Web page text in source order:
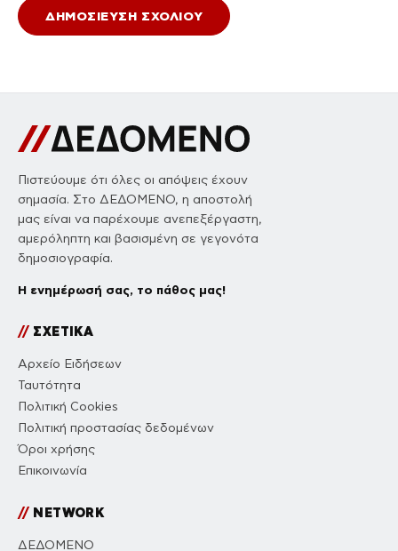
Πιστεύουμε ότι όλες οι απόψεις έχουν
σημασία. Στο ΔΕΔΟΜΕΝΟ, η αποστολή
μας είναι να παρέχουμε ανεπεξέργαστη,
αμερόληπτη και βασισμένη σε γεγονότα
δημοσιογραφία.
Η ενημέρωσή σας, το πάθος μας!
//ΣΧΕΤΙΚΑ
Αρχείο Ειδήσεων
Ταυτότητα
Πολιτική Cookies
Πολιτική προστασίας δεδομένων
Όροι χρήσης
Επικοινωνία
//NETWORK
ΔΕΔΟΜΕΝΟ